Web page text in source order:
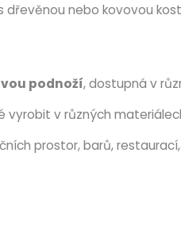
dřevěnou nebo kovovou
podnoží, dostupná v
vyrobit v různých
prostor, barů,